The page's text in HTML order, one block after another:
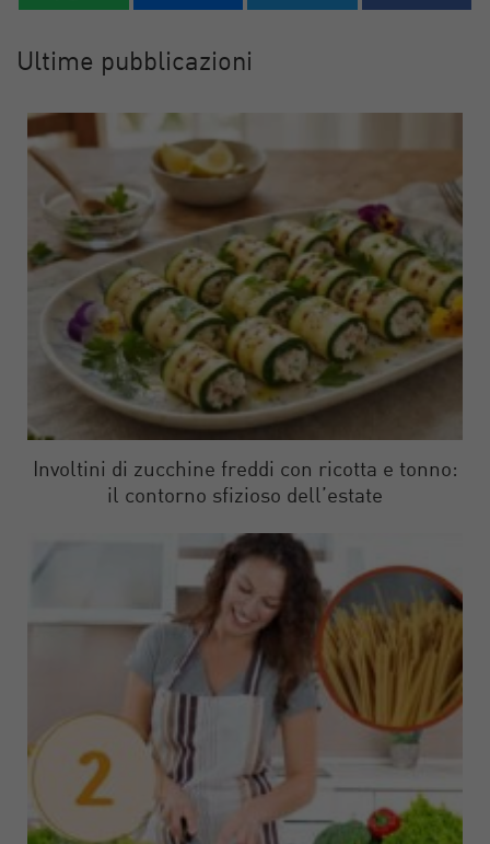
Ultime pubblicazioni
Involtini di zucchine freddi con ricotta e tonno:
il contorno sfizioso dell’estate